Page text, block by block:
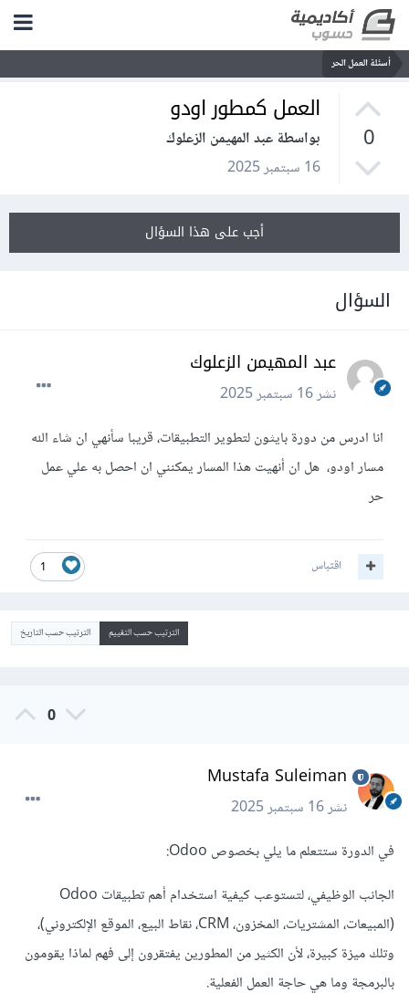
أسئلة العمل الحر
0
العمل كمطور اودو
بواسطة عبد المهيمن الزعلوك
16 سبتمبر 2025
أجب على هذا السؤال
السؤال
عبد المهيمن الزعلوك
نشر16 سبتمبر 2025
انا ادرس من دورة بايثون لتطوير التطبيقات، قريبا سأنهي ان شاء الله
مسار اودو، هل ان أنهيت هذا المسار يمكنني ان احصل به علي عمل
حر
1 اقتباس
الترتيب حسب التقييم الترتيب حسب التاريخ
0
Mustafa Suleiman
نشر16 سبتمبر 2025
في الدورة ستتعلم ما يلي بخصوص Odoo:
الجانب الوظيفي، لتستوعب كيفية استخدام أهم تطبيقات Odoo
(المبيعات، المشتريات، المخزون، CRM، نقاط البيع، الموقع الإلكتروني)،
وتلك ميزة كبيرة، لأن الكثير من المطورين يفتقرون إلى فهم لماذا يقومون
بالبرمجة وما هي حاجة العمل الفعلية.